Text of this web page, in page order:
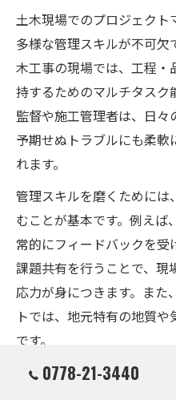
土木現場でのプロジェクト
多様な管理スキルが不可欠
木工事の現場では、工程
持するためのマルチタスク
監督や施工管理者は、日々
予期せぬトラブルにも柔
れます。
管理スキルを磨くために
むことが基本です。例えば
常的にフィードバックを
課題共有を行うことで、現
応力が身につきます。ま
トでは、地元特有の地質
です。
さらに、ICTの活用や最新
ルアップに直結します。
0778-21-3440